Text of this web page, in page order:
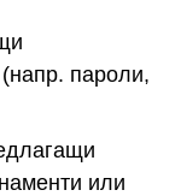
пароли,
или